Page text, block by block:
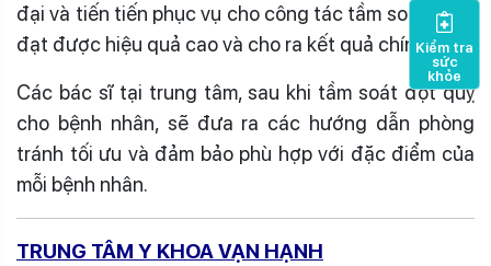
đại và tiến tiến phục vụ cho công tác tầm soát bệnh
đạt được hiệu quả cao và cho ra kết quả chính xác.
Các bác sĩ tại trung tâm, sau khi tầm soát đột quỵ
cho bệnh nhân, sẽ đưa ra các hướng dẫn phòng
tránh tối ưu và đảm bảo phù hợp với đặc điểm của
mỗi bệnh nhân.
TRUNG TÂM Y KHOA VẠN HẠNH
Kiểm tra
sức
khỏe